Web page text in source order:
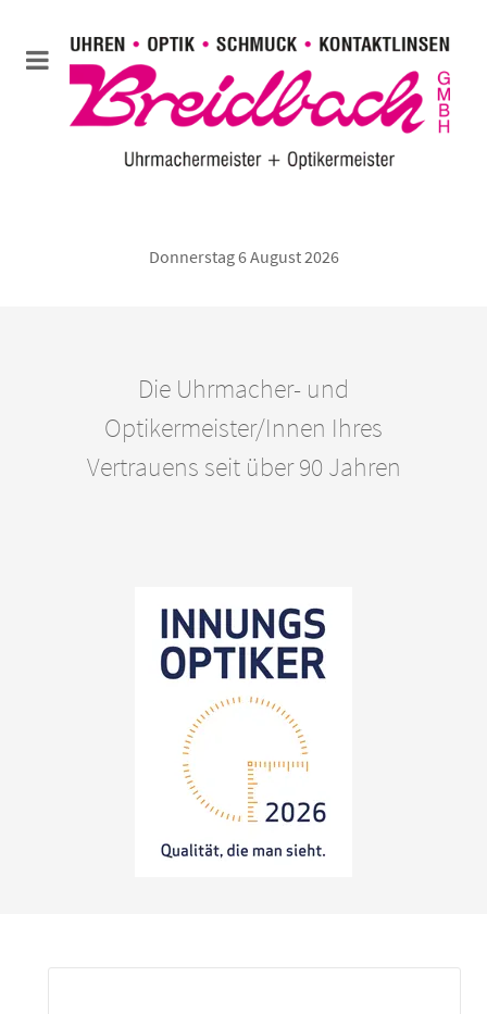
Donnerstag 6 August 2026
Die Uhrmacher- und
Optikermeister/Innen Ihres
Vertrauens seit über 90 Jahren